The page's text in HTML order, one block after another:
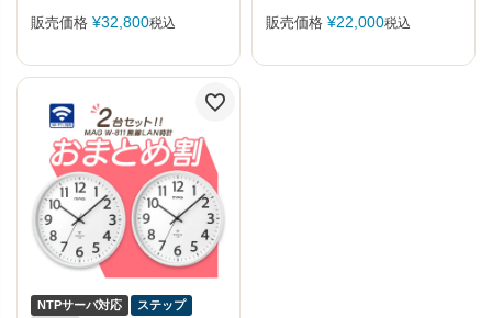
販売価格 ¥32,800税込 販売価格 ¥22,000税込
NTPサーバ対応
ステップ